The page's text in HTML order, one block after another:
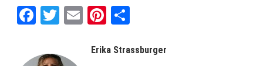
Facebook
Twitter
EmailPinterest
Erika Strassburger